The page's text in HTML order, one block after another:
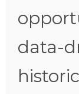
data-